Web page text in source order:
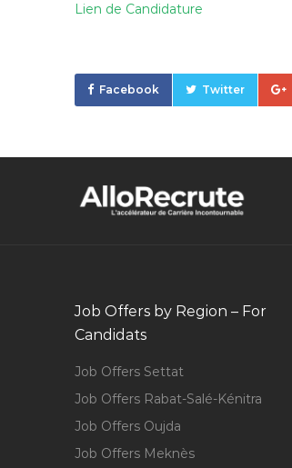
Lien de Candidature
Facebook Twitter
Job Offers by Region – For
Candidats
Job Offers Settat
Job Offers Rabat-Salé-Kénitra
Job Offers Oujda
Job Offers Meknès